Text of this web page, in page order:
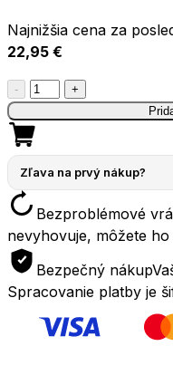
Najnižšia cena za
22,95 €
-
množstvo
Skladací
tanier
SEATOSUMMIT
X-
Plate
1170ml
oranžová
+
Zľava na prvý nákup?
Bezproblémové
nevyhovuje, môžete
Bezpečný nákup
Spracovanie platby je